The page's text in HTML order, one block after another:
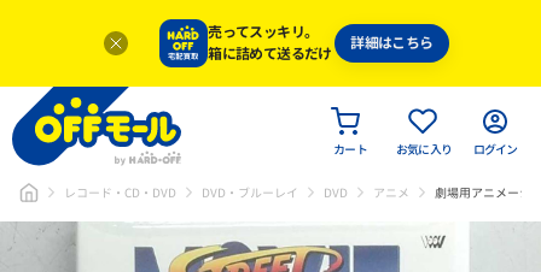
売ってスッキリ。
箱に詰めて送るだけ
詳細はこちら
カート お気に入り ログイン
レコード・CD・DVD DVD・ブルーレイ DVD アニメ 劇場用アニメーシ